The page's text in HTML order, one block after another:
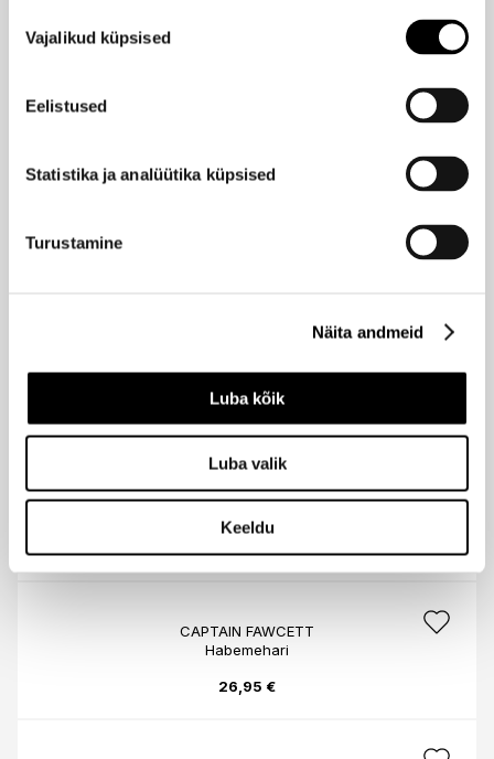
valik
Vajalikud küpsised
Eelistused
Statistika ja analüütika küpsised
Turustamine
Näita andmeid
Luba kõik
Luba valik
Keeldu
Raseerimiskreem 150ml
25,95 €
CAPTAIN FAWCETT
CAPTAIN FAWCETT
Habemehari
26,95 €